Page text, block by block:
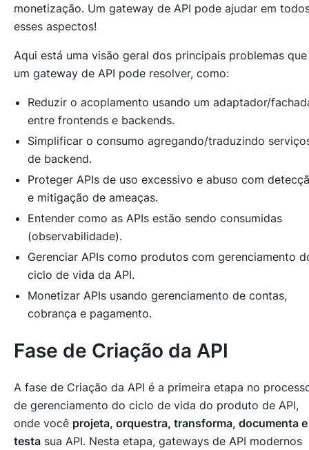
monetização. Um gateway de API pode ajudar em
esses aspectos!
Aqui está uma visão geral dos principais problemas que
um gateway de API pode resolver, como:
Reduzir o acoplamento usando um adaptador/
entre frontends e backends.
Simplificar o consumo agregando/traduzindo
de backend.
Proteger APIs de uso excessivo e abuso com
e mitigação de ameaças.
Entender como as APIs estão sendo consumidas
(observabilidade).
Gerenciar APIs como produtos com gerenciamento
ciclo de vida da API.
Monetizar APIs usando gerenciamento de contas,
cobrança e pagamento.
Fase de Criação da API
A fase de Criação da API é a primeira etapa no
de gerenciamento do ciclo de vida do produto de API,
onde você projeta, orquestra, transforma, documenta e
testa sua API. Nesta etapa, gateways de API modernos